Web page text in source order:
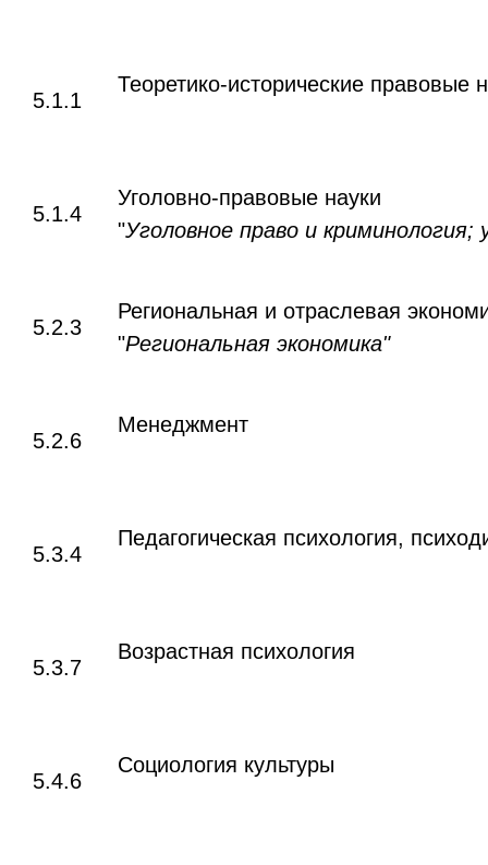
5.1.1
Теоретико-исторические правовые
5.1.4
Уголовно-правовые науки
"Уголовное право и криминология;
5.2.3
Региональная и отраслевая
"Региональная экономика"
5.2.6
Менеджмент
5.3.4
Педагогическая психология,
5.3.7
Возрастная психология
5.4.6
Социология культуры